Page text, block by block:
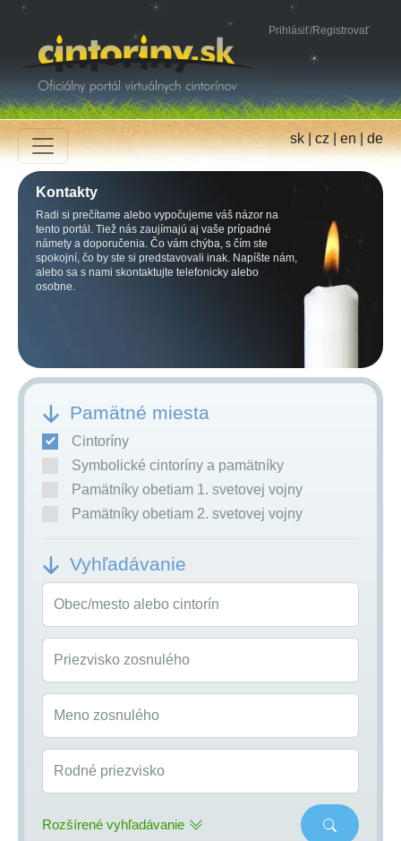
Prihlásiť/Registrovať
sk|cz|en|de
Kontakty
Radi si prečítame alebo vypočujeme váš názor na
tento portál. Tiež nás zaujímajú aj vaše prípadné
námety a doporučenia. Čo vám chýba, s čím ste
spokojní, čo by ste si predstavovali inak. Napíšte nám,
alebo sa s nami skontaktujte telefonicky alebo
osobne.
Pamätné miesta
Cintoríny
Symbolické cintoríny a pamätníky
Pamätníky obetiam 1. svetovej vojny
Pamätníky obetiam 2. svetovej vojny
Vyhľadávanie
Obec/mesto alebo cintorín
Priezvisko zosnulého
Meno zosnulého
Rodné priezvisko
Rozšírené vyhľadávanie